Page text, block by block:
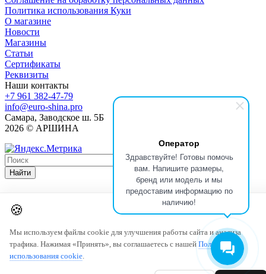
Оператор
Здравствуйте! Готовы помочь
вам. Напишите размеры,
бренд или модель и мы
предоставим информацию по
наличию!
Политика использования Куки
О магазине
Новости
Магазины
Статьи
Сертификаты
Реквизиты
Наши контакты
+7 961 382-47-79
info@euro-shina.pro
Самара, Заводское ш. 5Б
2026 © АРШИНА
Найти
🍪
Мы используем файлы cookie для улучшения работы сайта и анализа
трафика. Нажимая «Принять», вы соглашаетесь с нашей Политикой
использования cookie.